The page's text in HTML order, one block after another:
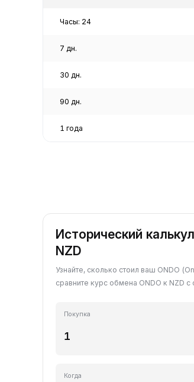
Часы: 24
7 дн.
30 дн.
90 дн.
1 года
Исторический
NZD
Узнайте, сколько стоил ваш ONDO
сравните курс обмена ONDO к NZD
Покупка
Когда